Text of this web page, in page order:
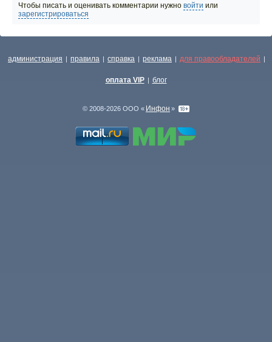
Чтобы писать и оценивать комментарии нужно войти или
зарегистрироваться
администрация | правила | справка | реклама | для правообладателей |
оплата VIP | блог
© 2008-2026 ООО « Инфон »